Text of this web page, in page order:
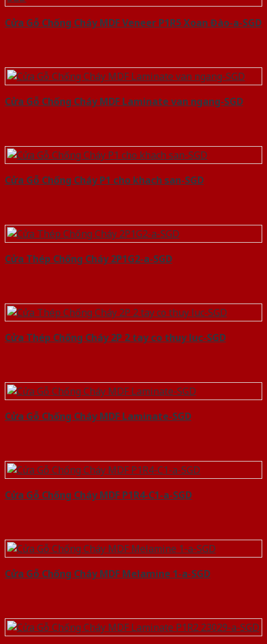
Cửa Gỗ Chống Cháy MDF Veneer P1R5 Xoan Đào-a-SGD
Cửa Gỗ Chống Cháy MDF Laminate van ngang-SGD
Cửa Gỗ Chống Cháy P1 cho khach san-SGD
Cửa Thép Chống Cháy 2P1G2-a-SGD
Cửa Thép Chống Cháy 2P 2 tay co thuy luc-SGD
Cửa Gỗ Chống Cháy MDF Laminate-SGD
Cửa Gỗ Chống Cháy MDF P1R4-C1-a-SGD
Cửa Gỗ Chống Cháy MDF Melamine 1-a-SGD